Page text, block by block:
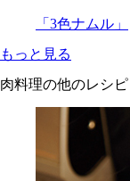
「3色ナムル」
もっと見る
肉料理の他のレシピ